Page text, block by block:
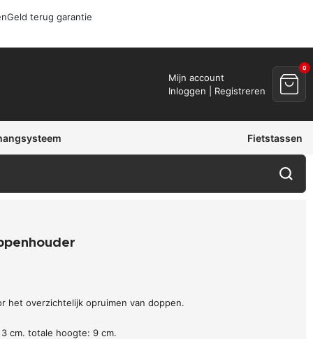
Geld terug garantie
Mijn account
Inloggen | Registreren
0
Fietstassen
het overzichtelijk opruimen van doppen.
cm. totale hoogte: 9 cm.